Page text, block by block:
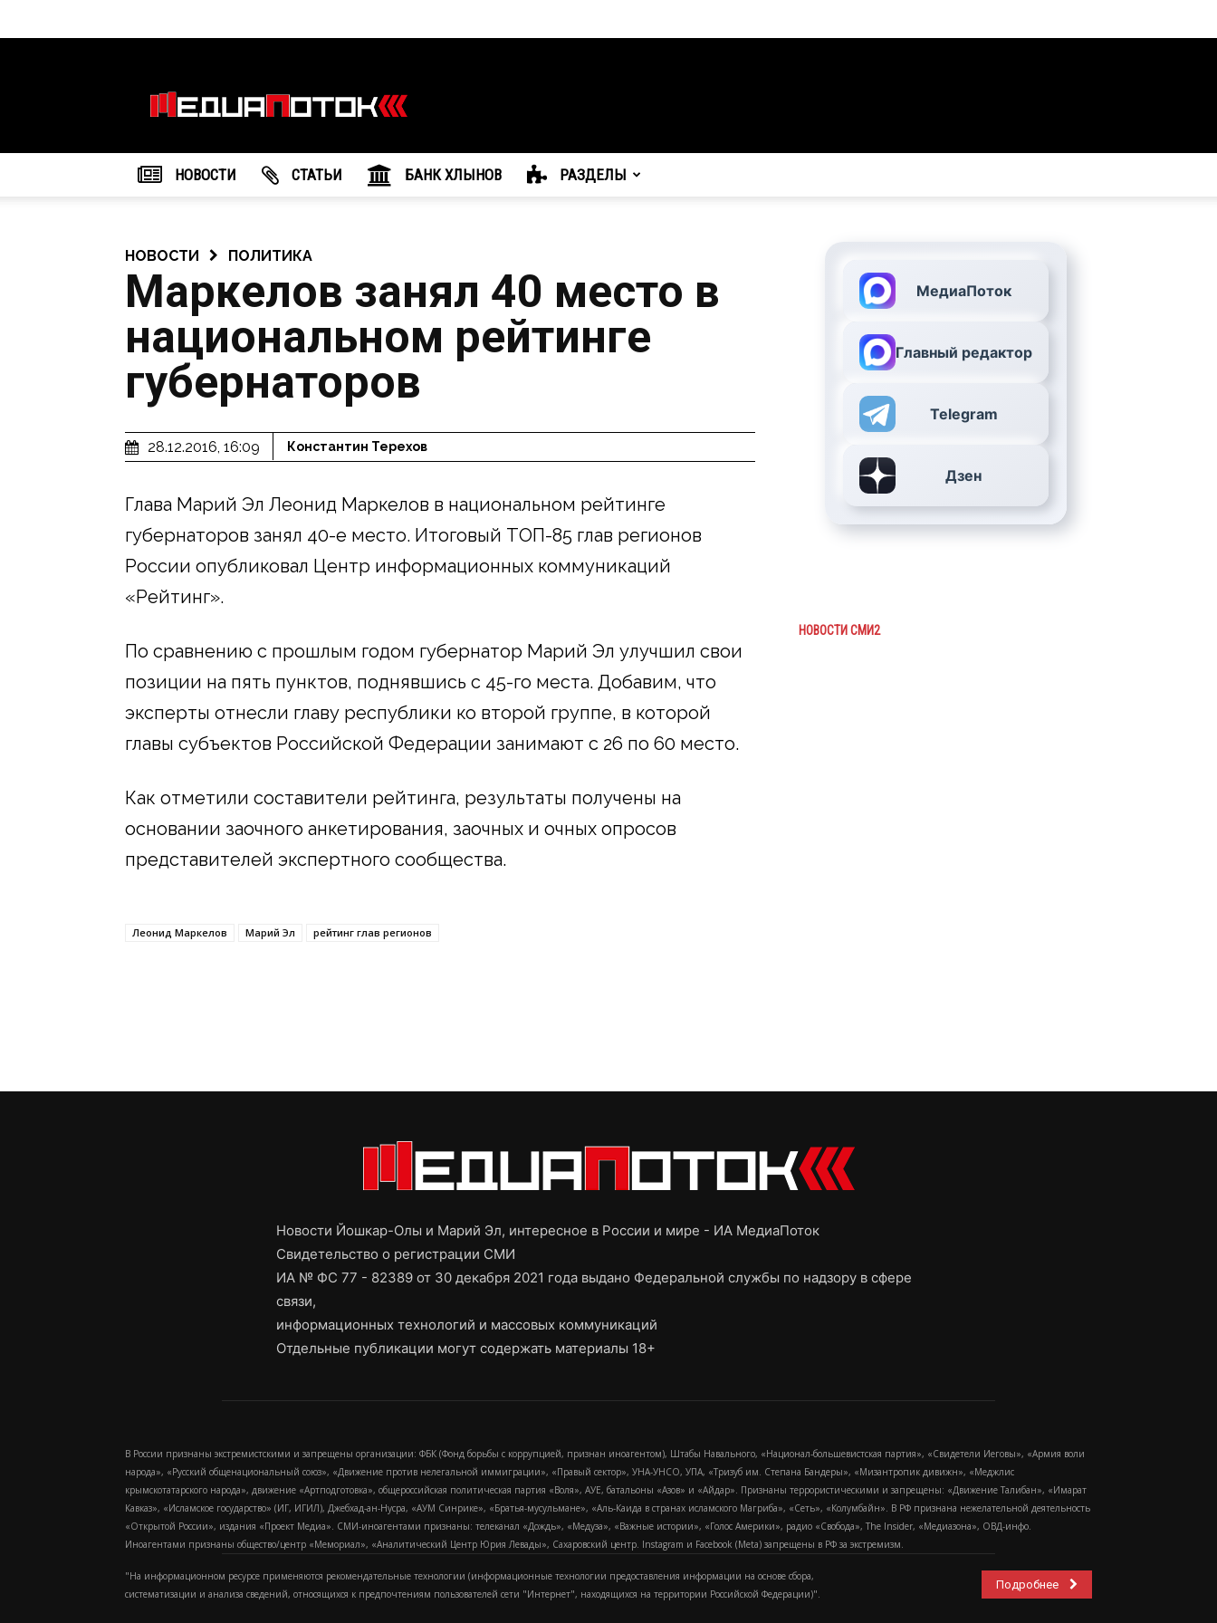
агентство
"МедиаПоток"
НОВОСТИ CТАТЬИ БАНК ХЛЫНОВ РАЗДЕЛЫ
НОВОСТИ ПОЛИТИКА
Маркелов занял 40 место в
национальном рейтинге
губернаторов
28.12.2016, 16:09 Константин Терехов
Глава Марий Эл Леонид Маркелов в национальном рейтинге
губернаторов занял 40-е место. Итоговый ТОП-85 глав регионов
России опубликовал Центр информационных коммуникаций
«Рейтинг».
По сравнению с прошлым годом губернатор Марий Эл улучшил свои
позиции на пять пунктов, поднявшись с 45-го места. Добавим, что
эксперты отнесли главу республики ко второй группе, в которой
главы субъектов Российской Федерации занимают с 26 по 60 место.
Как отметили составители рейтинга, результаты получены на
основании заочного анкетирования, заочных и очных опросов
представителей экспертного сообщества.
Леонид Маркелов Марий Эл рейтинг глав регионов
МедиаПоток
Главный редактор
Telegram
Дзен
НОВОСТИ СМИ2
Новости Йошкар-Олы и Марий Эл, интересное в России и мире - ИА МедиаПоток
Свидетельство о регистрации СМИ
ИА № ФС 77 - 82389 от 30 декабря 2021 года выдано Федеральной службы по надзору в сфере
связи,
информационных технологий и массовых коммуникаций
Отдельные публикации могут содержать материалы 18+
В России признаны экстремистскими и запрещены организации: ФБК (Фонд борьбы с коррупцией, признан иноагентом), Штабы Навального, «Национал-большевистская партия», «Свидетели Иеговы», «Армия воли
народа», «Русский общенациональный союз», «Движение против нелегальной иммиграции», «Правый сектор», УНА-УНСО, УПА, «Тризуб им. Степана Бандеры», «Мизантропик дивижн», «Меджлис
крымскотатарского народа», движение «Артподготовка», общероссийская политическая партия «Воля», АУЕ, батальоны «Азов» и «Айдар». Признаны террористическими и запрещены: «Движение Талибан», «Имарат
Кавказ», «Исламское государство» (ИГ, ИГИЛ), Джебхад-ан-Нусра, «АУМ Синрике», «Братья-мусульмане», «Аль-Каида в странах исламского Магриба», «Сеть», «Колумбайн». В РФ признана нежелательной деятельность
«Открытой России», издания «Проект Медиа». СМИ-иноагентами признаны: телеканал «Дождь», «Медуза», «Важные истории», «Голос Америки», радио «Свобода», The Insider, «Медиазона», ОВД-инфо.
Иноагентами признаны общество/центр «Мемориал», «Аналитический Центр Юрия Левады», Сахаровский центр. Instagram и Facebook (Metа) запрещены в РФ за экстремизм.
"На информационном ресурсе применяются рекомендательные технологии (информационные технологии предоставления информации на основе сбора,
систематизации и анализа сведений, относящихся к предпочтениям пользователей сети "Интернет", находящихся на территории Российской Федерации)".
Подробнее